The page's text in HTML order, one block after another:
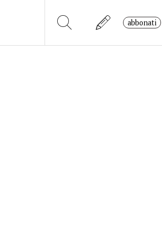
abbonati